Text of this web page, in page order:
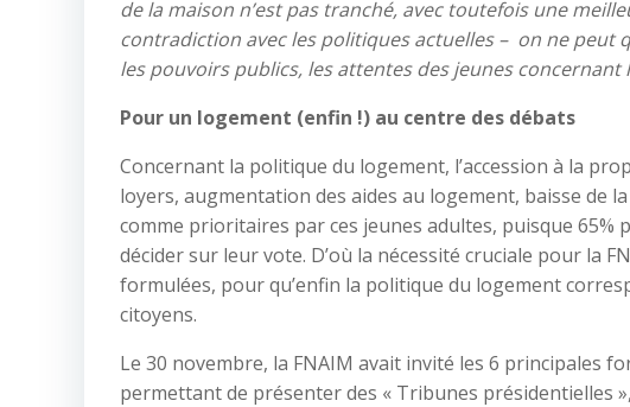
de la maison n’est pas tranché, avec toutefois une
contradiction avec les politiques actuelles – on ne
les pouvoirs publics, les attentes des jeunes concernant
Pour un logement (enfin !) au centre des débats
Concernant la politique du logement, l’accession à la
loyers, augmentation des aides au logement, baisse de
comme prioritaires par ces jeunes adultes, puisque
décider sur leur vote. D’où la nécessité cruciale pour la
formulées, pour qu’enfin la politique du logement
citoyens.
Le 30 novembre, la FNAIM avait invité les 6 principales
permettant de présenter des « Tribunes présidentielles